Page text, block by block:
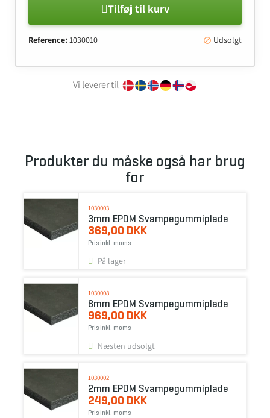
Tilføj til kurv
Reference:1030010  Udsolgt
Vi leverer til
Produkter du måske også har brug
for
1030003
3mm EPDM Svampegummiplade
369,00 DKK
Pris inkl. moms
På lager
1030008
8mm EPDM Svampegummiplade
969,00 DKK
Pris inkl. moms
Næsten udsolgt
1030002
2mm EPDM Svampegummiplade
249,00 DKK
Pris inkl. moms